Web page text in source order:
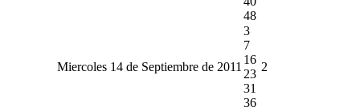
48
Miercoles 14 de Septiembre de 2011
3
7
16
23
31
36
2